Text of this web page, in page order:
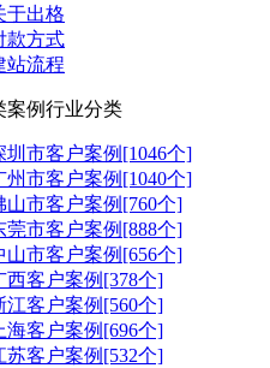
于出格
款方式
站流程
案例行业分类
圳市客户案例[1046个]
州市客户案例[1040个]
山市客户案例[760个]
莞市客户案例[888个]
山市客户案例[656个]
西客户案例[378个]
江客户案例[560个]
海客户案例[696个]
苏客户案例[532个]